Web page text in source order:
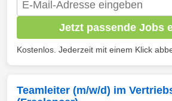
Jetzt passende Jobs
Kostenlos. Jederzeit mit einem Klick
Teamleiter (m/w/d) im